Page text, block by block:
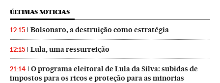
ÚLTIMAS NOTICIAS
12:15 Bolsonaro, a destruição como estratégia
12:15 Lula, uma ressurreição
21:14
O programa eleitoral de Lula da Silva: subidas de
impostos para os ricos e proteção para as minorias